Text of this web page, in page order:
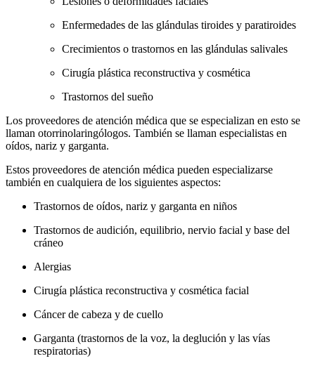
Enfermedades de las glándulas tiroides y paratiroides
Crecimientos o trastornos en las glándulas salivales
Cirugía plástica reconstructiva y cosmética
Trastornos del sueño
Los proveedores de atención médica que se especializan en esto se
llaman otorrinolaringólogos. También se llaman especialistas en
oídos, nariz y garganta.
Estos proveedores de atención médica pueden especializarse
también en cualquiera de los siguientes aspectos:
Trastornos de oídos, nariz y garganta en niños
Trastornos de audición, equilibrio, nervio facial y base del
cráneo
Alergias
Cirugía plástica reconstructiva y cosmética facial
Cáncer de cabeza y de cuello
Garganta (trastornos de la voz, la deglución y las vías
respiratorias)